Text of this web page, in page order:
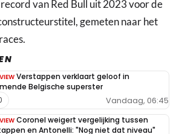
van Red Bull uit 2023 voor de
gemeten naar het
Verstappen verklaart geloof in
Belgische superster
Vandaag, 06:45
Coronel weigert vergelijking tussen
en Antonelli: "Nog niet dat niveau"